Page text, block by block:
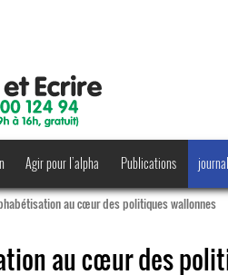
Agir pour l’alpha Publications
au cœur des politiques wallonnes
au cœur des